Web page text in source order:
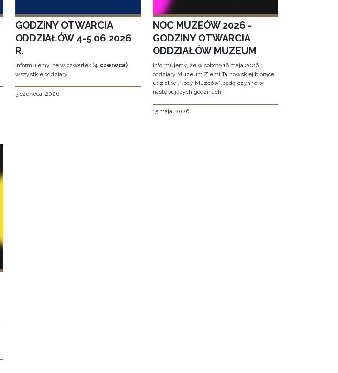
GODZINY OTWARCIA
ODDZIAŁÓW 4-5.06.2026
R.
Informujemy, że w czwartek (4 czerwca)
wszystkie oddziały
3 czerwca, 2026
NOC MUZEÓW 2026 -
GODZINY OTWARCIA
ODDZIAŁÓW MUZEUM
Informujemy, że w sobotę 16 maja 2026 r.
oddziały Muzeum Ziemi Tarnowskiej biorące
udział w „Nocy Muzeów” będą czynne w
następujących godzinach:
15 maja, 2026